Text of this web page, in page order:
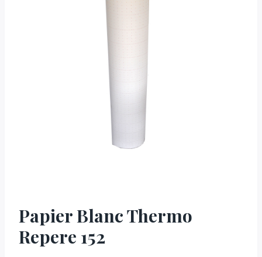
Papier Blanc Thermo
Repere 152